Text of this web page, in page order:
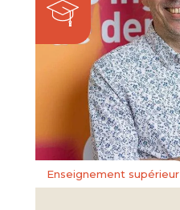
Enseignement supérieur